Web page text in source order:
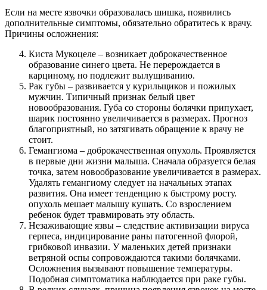
Если на месте язвочки образовалась шишка, появились
дополнительные симптомы, обязательно обратитесь к врачу.
Причины осложнения:
Киста Мукоцеле – возникает доброкачественное
образование синего цвета. Не перерождается в
карциному, но подлежит вылущиванию.
Рак губы – развивается у курильщиков и пожилых
мужчин. Типичный признак белый цвет
новообразования. Губа со стороны болячки припухает,
шарик постоянно увеличивается в размерах. Прогноз
благоприятный, но затягивать обращение к врачу не
стоит.
Гемангиома – доброкачественная опухоль. Проявляется
в первые дни жизни малыша. Сначала образуется белая
точка, затем новообразование увеличивается в размерах.
Удалять гемангиому следует на начальных этапах
развития. Она имеет тенденцию к быстрому росту.
опухоль мешает малышу кушать. Со взрослением
ребенок будет травмировать эту область.
Незаживающие язвы – следствие активизации вируса
герпеса, индицирование раны патогенной флорой,
грибковой инвазии. У маленьких детей признаки
ветряной оспы сопровождаются такими болячками.
Осложнения вызывают повышение температуры.
Подобная симптоматика наблюдается при раке губы.